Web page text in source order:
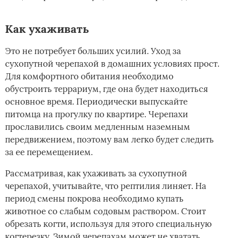
Как ухаживать
Это не потребует больших усилий. Уход за
сухопутной черепахой в домашних условиях прост.
Для комфортного обитания необходимо
обустроить террариум, где она будет находиться
основное время. Периодически выпускайте
питомца на прогулку по квартире. Черепахи
прославились своим медленным наземным
передвижением, поэтому вам легко будет следить
за ее перемещением.
Рассматривая, как ухаживать за сухопутной
черепахой, учитывайте, что рептилия линяет. На
период смены покрова необходимо купать
животное со слабым содовым раствором. Стоит
обрезать когти, используя для этого специальную